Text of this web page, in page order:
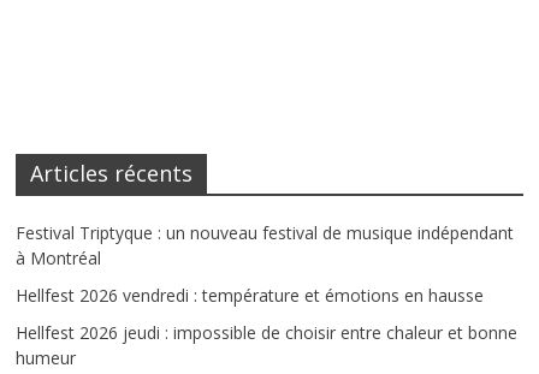
Articles récents
Festival Triptyque : un nouveau festival de musique indépendant
à Montréal
Hellfest 2026 vendredi : température et émotions en hausse
Hellfest 2026 jeudi : impossible de choisir entre chaleur et bonne
humeur